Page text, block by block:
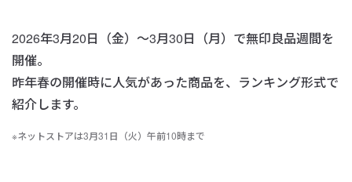
2026年3月20日（金）～3月30日（月）で無印良品週間を
開催。
昨年春の開催時に人気があった商品を、ランキング形式で
紹介します。
※ネットストアは3月31日（火）午前10時まで